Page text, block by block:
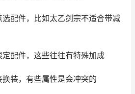
配件，比如太乙剑宗不适合带减
配件，这些往往有特殊加成
装，有些属性是会冲突的